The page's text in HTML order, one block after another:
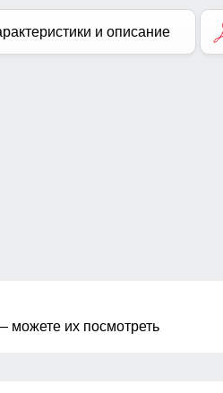
Плащевка,
Экологичные
и описание
можете их посмотреть